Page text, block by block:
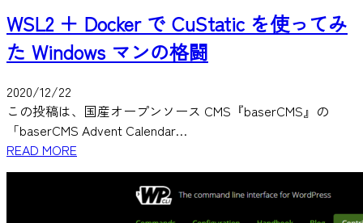
WSL2 ＋ Docker で CuStatic を使ってみ
た Windows マンの格闘
2020/12/22
この投稿は、国産オープンソース CMS『baserCMS』の
「baserCMS Advent Calendar…
READ MORE